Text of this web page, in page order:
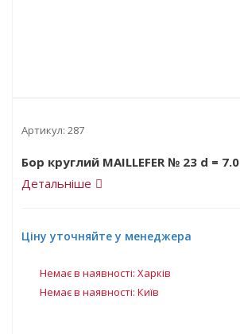
Артикул: 287
Бор круглий MAILLEFER № 23 d = 7.0
Детальніше
Ціну уточняйте у менеджера
Немає в наявності: Харків
Немає в наявності: Київ